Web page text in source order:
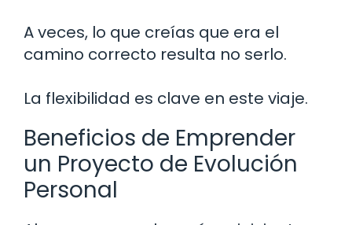
A veces, lo que creías que era el
camino correcto resulta no serlo.
La flexibilidad es clave en este viaje.
Beneficios de Emprender
un Proyecto de Evolución
Personal